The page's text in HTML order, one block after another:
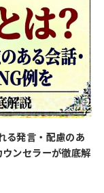
る発言・配慮のあ
ンセラーが徹底解